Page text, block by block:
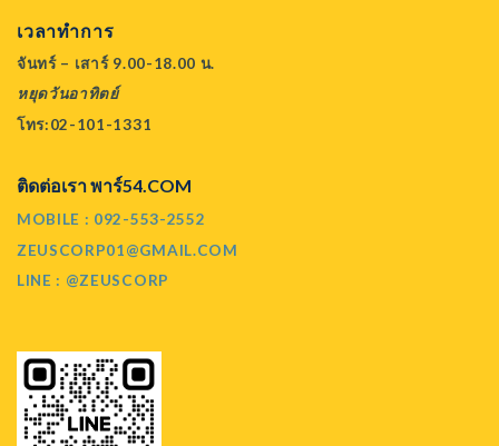
เวลาทำการ
จันทร์ – เสาร์ 9.00-18.00 น.
หยุดวันอาทิตย์
โทร:02-101-1331
ติดต่อเรา พาร์54.COM
MOBILE : 092-553-2552
ZEUSCORP01@GMAIL.COM
LINE : @ZEUSCORP